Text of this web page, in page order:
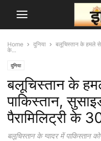
Home दुनिया
बलूचिस्तान के हमले से
के...
दुनिया
बलूचिस्तान के
पाकिस्तान,
पैरामिलिट्री के
बलूचिस्तान के ग्वादर में पाकिस्तान